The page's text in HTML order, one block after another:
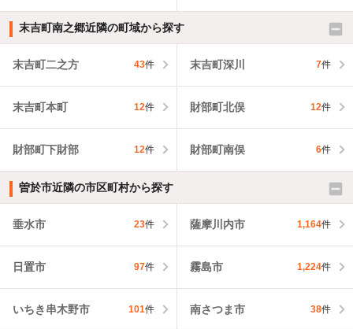
末吉町南之郷近隣の町域から探す
末吉町二之方 43件 末吉町深川 7件
末吉町本町 12件 財部町北俣 12件
財部町下財部 12件 財部町南俣 6件
曽於市近隣の市区町村から探す
垂水市 23件 薩摩川内市 1,164件
日置市 97件 霧島市 1,224件
いちき串木野市 101件 南さつま市 38件